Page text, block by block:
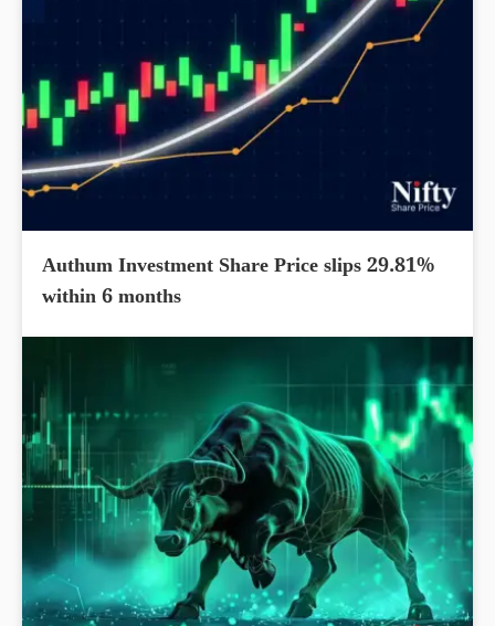
Authum Investment Share Price slips 29.81%
within 6 months